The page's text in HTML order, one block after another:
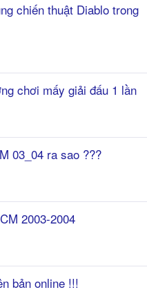
chiến thuật Diablo trong
chơi mấy giải đấu 1 lần
03_04 ra sao ???
2003-2004
bản online !!!